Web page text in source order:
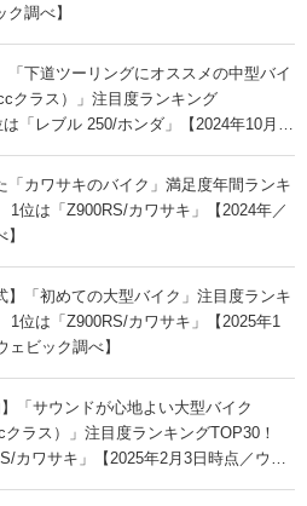
調べ】
「下道ツーリングにオススメの中型バイ
クラス）」注目度ランキング
「レブル 250/ホンダ」【2024年10月28
「カワサキのバイク」満足度年間ランキ
位は「Z900RS/カワサキ」【2024年／
】「初めての大型バイク」注目度ランキ
位は「Z900RS/カワサキ」【2025年1
ェビック調べ】
】「サウンドが心地よい大型バイク
クラス）」注目度ランキングTOP30！
カワサキ」【2025年2月3日時点／ウェ